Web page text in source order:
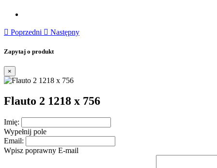
 Poprzedni  Następny
Zapytaj o produkt
×
Flauto 2 1218 x 756
Imię:
Wypełnij pole
Email:
Wpisz poprawny E-mail